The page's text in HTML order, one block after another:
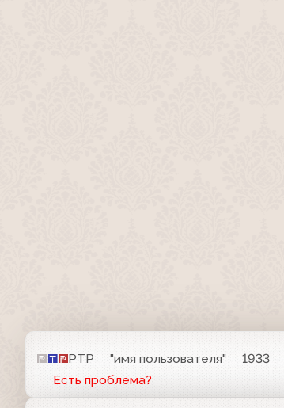
РТР "имя пользователя" 1933
Есть проблема?